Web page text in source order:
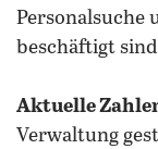
Personalsuche
beschäftigt
Aktuelle
Verwaltung